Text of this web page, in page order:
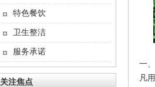
特色餐饮
卫生整洁
服务承诺
关注焦点
一
凡